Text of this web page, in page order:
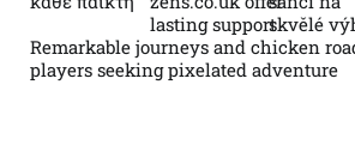
lasting supportskvělé
Remarkable journeys and chicken
players seeking pixelated adventure